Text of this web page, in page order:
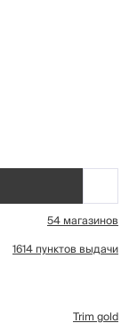
54 магазинов
1614 пунктов выдачи
Trim gold